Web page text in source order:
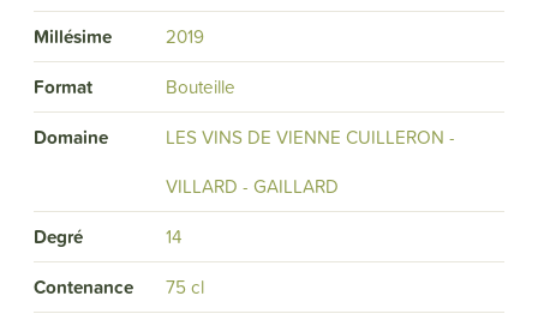
Millésime
2019
Format
Bouteille
Domaine
LES VINS DE VIENNE CUILLERON -
VILLARD - GAILLARD
Degré
14
Contenance
75 cl